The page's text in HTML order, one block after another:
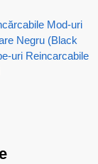
Mod-uri
Negru (Black
uri Reincarcabile